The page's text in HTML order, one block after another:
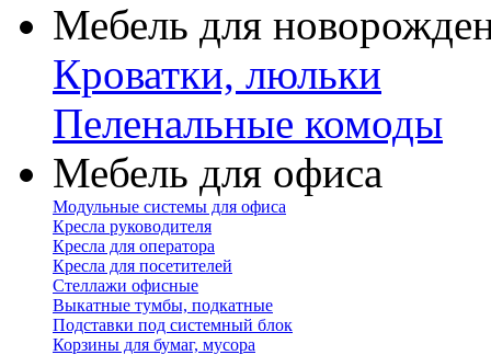
Мебель для
Кроватки, люльки
Пеленальные комоды
Мебель для офиса
Модульные системы для офиса
Кресла руководителя
Кресла для оператора
Кресла для посетителей
Стеллажи офисные
Выкатные тумбы, подкатные
Подставки под системный блок
Корзины для бумаг, мусора